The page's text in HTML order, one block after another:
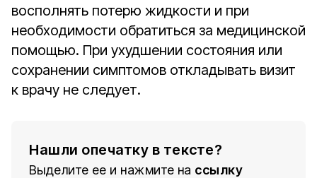
восполнять потерю жидкости и при
необходимости обратиться за медицинской
помощью. При ухудшении состояния или
сохранении симптомов откладывать визит
к врачу не следует.
Нашли опечатку в тексте?
Выделите ее и нажмите на ссылку